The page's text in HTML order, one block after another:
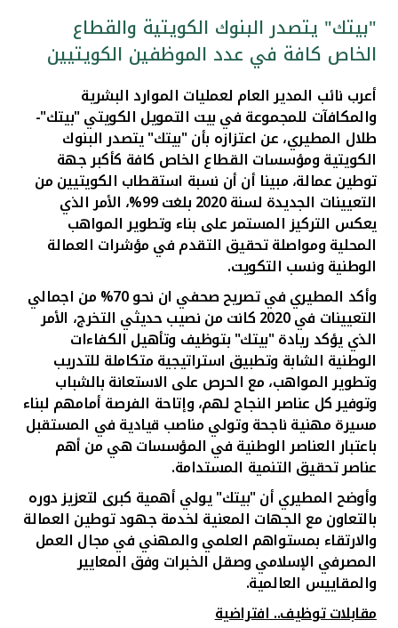
ألمانيا
ماليزيا
تركيا
مصر
المملكة المتحدة
مملكة البحرين
"بيتك" يتصدر البنوك الكويتية والقطاع
الخاص كافة في عدد الموظفين الكويتيين
أعرب نائب المدير العام لعمليات الموارد البشرية
والمكافآت للمجموعة في بيت التمويل الكويتي "بيتك"-
طلال المطيري، عن اعتزازه بأن "بيتك" يتصدر البنوك
الكويتية ومؤسسات القطاع الخاص كافة كأكبر جهة
توطين عمالة، مبينا أن أن نسبة استقطاب الكويتيين من
التعيينات الجديدة لسنة 2020 بلغت 99% ، الأمر الذي
يعكس التركيز المستمر على بناء وتطوير المواهب
المحلية ومواصلة تحقيق التقدم في مؤشرات العمالة
الوطنية ونسب التكويت.
وأكد المطيري في تصريح صحفي
ان نحو 70% من اجمالي
التعيينات في 2020 كانت من نصيب حديثي التخرج، الأمر
الذي يؤكد ريادة "بيتك"بتوظيف وتأهيل الكفاءات
الوطنية الشابة وتطبيق استراتيجية متكاملة للتدريب
وتطوير المواهب، مع الحرص على الاستعانة بالشباب
وتوفير كل عناصر النجاح لهم، وإتاحة الفرصة أمامهم لبناء
مسيرة مهنية ناجحة وتولي مناصب قيادية في المستقبل
باعتبار العناصر الوطنية في المؤسسات هي من أهم
عناصر تحقيق التنمية المستدامة.
وأوضح المطيري أن "بيتك" يولي أهمية كبرى لتعزيز دوره
بالتعاون مع الجهات المعنية لخدمة جهود توطين العمالة
والارتقاء بمستواهم العلمي والمهني في مجال العمل
المصرفي الإسلامي وصقل الخبرات وفق المعايير
والمقاييس العالمية.
مقابلات توظيف.. افتراضية